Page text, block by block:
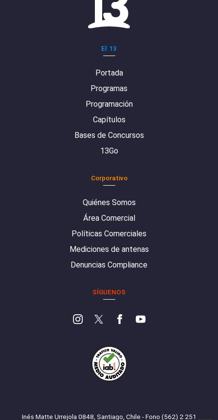
El 13
Portada
Programas
Programación
Capítulos
Bases de Concursos
13Go
Corporativo
Quiénes Somos
Área Comercial
Políticas Comerciales
Mediciones de antenas
Denuncias Compliance
SÍGUENOS
Inés Matte Urrejola 0848, Santiago, Chile - Fono (562) 2 251